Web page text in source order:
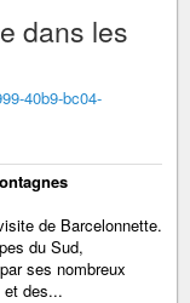
dans les
40b9-bc04-
de Barcelonnette.
du Sud,
ses nombreux
et des...